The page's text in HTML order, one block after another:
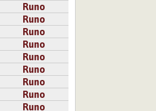
Runo
Runo
Runo
Runo
Runo
Runo
Runo
Runo
Runo